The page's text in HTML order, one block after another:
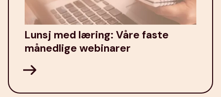
Lunsj med læring: Våre faste
månedlige webinarer